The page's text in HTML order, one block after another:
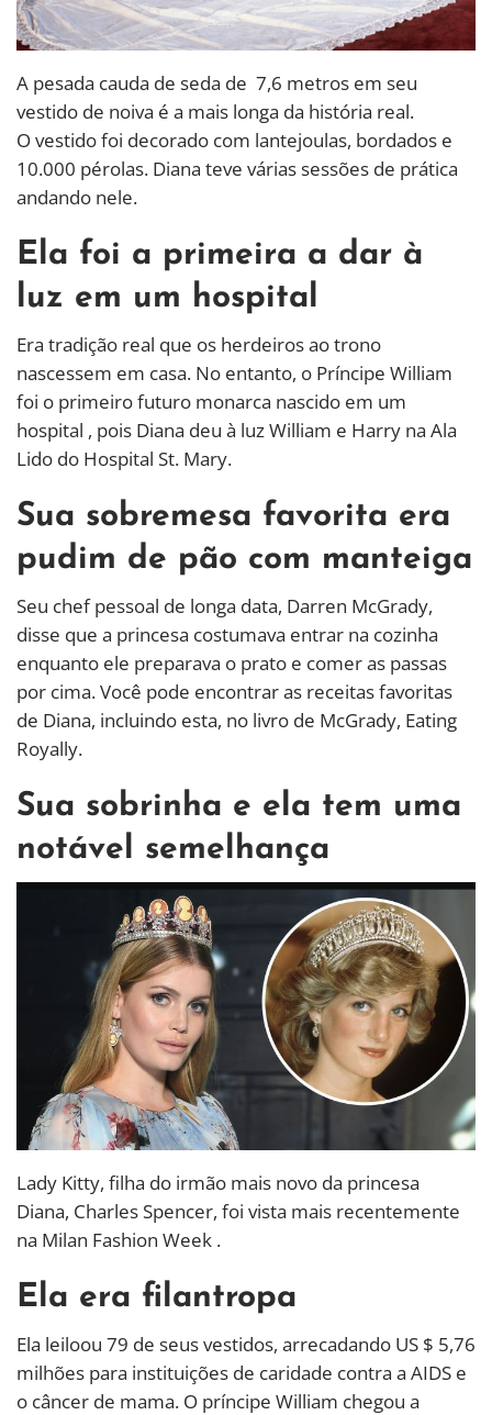
A pesada cauda de seda de 7,6 metros em seu
vestido de noiva é a mais longa da história real.
O vestido foi decorado com lantejoulas, bordados e
10.000 pérolas. Diana teve várias sessões de prática
andando nele.
Ela foi a primeira a dar à
luz em um hospital
Era tradição real que os herdeiros ao trono
nascessem em casa. No entanto, o Príncipe William
foi o primeiro futuro monarca nascido em um
hospital , pois Diana deu à luz William e Harry na Ala
Lido do Hospital St. Mary.
Sua sobremesa favorita era
pudim de pão com manteiga
Seu chef pessoal de longa data, Darren McGrady,
disse que a princesa costumava entrar na cozinha
enquanto ele preparava o prato e comer as passas
por cima. Você pode encontrar as receitas favoritas
de Diana, incluindo esta, no livro de McGrady, Eating
Royally.
Sua sobrinha e ela tem uma
notável semelhança
Lady Kitty, filha do irmão mais novo da princesa
Diana, Charles Spencer, foi vista mais recentemente
na Milan Fashion Week .
Ela era filantropa
Ela leiloou 79 de seus vestidos, arrecadando US $ 5,76
milhões para instituições de caridade contra a AIDS e
o câncer de mama. O príncipe William chegou a